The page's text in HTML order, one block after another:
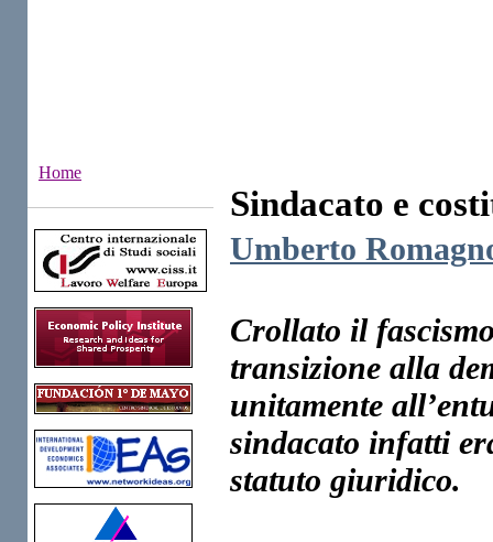
Home
Sindacato e
Umberto
Crollato il
transizione alla
unitamente
sindacato infatti
statuto giuridico.